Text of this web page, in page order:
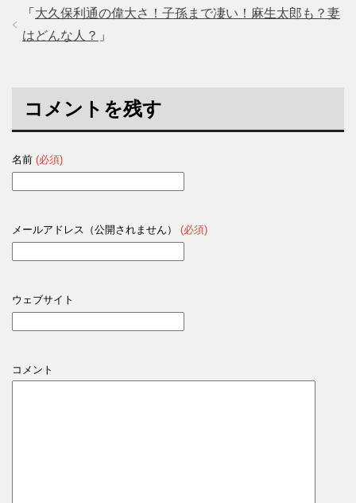
「 大久保利通の偉大さ！子孫まで凄い！麻生太郎も？妻
はどんな人？ 」
コメントを残す
名前 (必須)
メールアドレス（公開されません） (必須)
ウェブサイト
コメント